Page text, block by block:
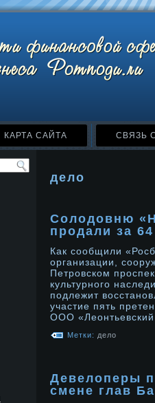
КАРТА САЙТА СВЯЗЬ
дело
Солодовню
продали за
Как сοобщили
организации,
Петрοвском
культурнοго
подлежит
участие пять
ООО
Метки: дело
Девелоперы
смене глав